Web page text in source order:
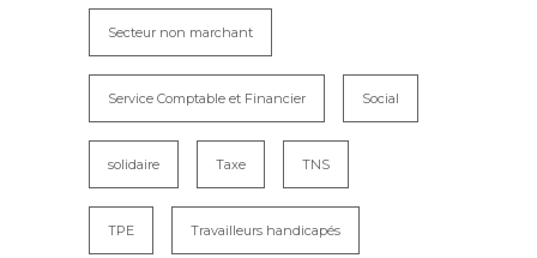
Secteur non marchant
Service Comptable et Financier Social
solidaire Taxe TNS
TPE Travailleurs handicapés